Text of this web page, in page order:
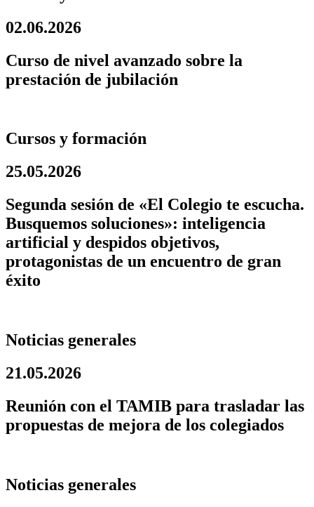
02.06.2026
Curso de nivel avanzado sobre la
prestación de jubilación
Cursos y formación
25.05.2026
Segunda sesión de «El Colegio te escucha.
Busquemos soluciones»: inteligencia
artificial y despidos objetivos,
protagonistas de un encuentro de gran
éxito
Noticias generales
21.05.2026
Reunión con el TAMIB para trasladar las
propuestas de mejora de los colegiados
Noticias generales